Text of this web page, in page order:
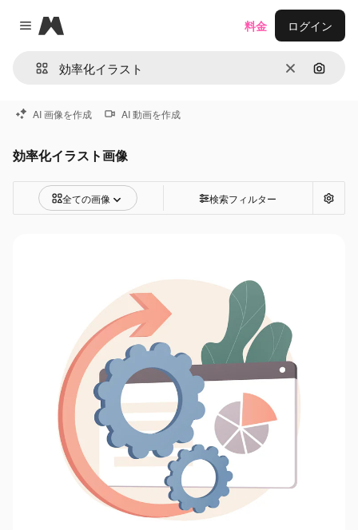
Close menu
Magnific
消去 画像で
料金 ログイン
AI 画像を作成 AI 動画を作成
効率化イラスト画像
全ての画像 検索フィルター